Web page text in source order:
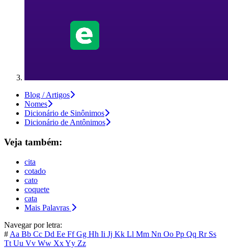
Blog / Artigos
Nomes
Dicionário de Sinônimos
Dicionário de Antônimos
Veja também:
cita
cotado
cato
coquete
cata
Mais Palavras
Navegar por letra:
# Aa Bb Cc Dd Ee FfGg Hh Ii Jj Kk Ll Mm Nn Oo Pp Qq Rr Ss
Tt Uu Vv Ww XxYy Zz